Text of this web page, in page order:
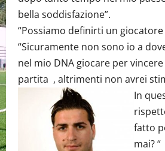
bella soddisfazione”.
“Possiamo definirti un
“Sicuramente non sono io a
nel mio DNA giocare per
partita , altrimenti non avrei
In
fatto
mai?